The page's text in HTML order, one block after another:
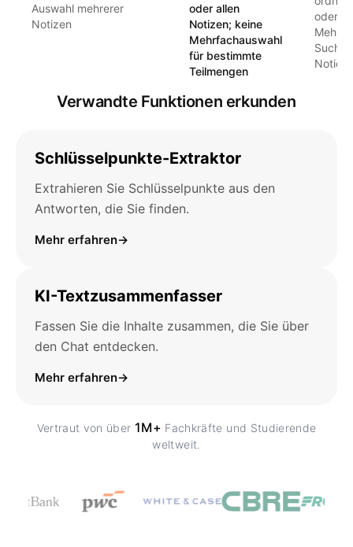
Auswahl mehrerer
Notizen
oder allen
Notizen; keine
Mehrfachauswahl
für bestimmte
Teilmengen
oder
Suche
Notion)
Verwandte Funktionen erkunden
Schlüsselpunkte-Extraktor
Extrahieren Sie Schlüsselpunkte aus den
Antworten, die Sie finden.
Mehr erfahren→
KI-Textzusammenfasser
Fassen Sie die Inhalte zusammen, die Sie über
den Chat entdecken.
Mehr erfahren→
Vertraut von über 1M+ Fachkräfte und Studierende
weltweit.